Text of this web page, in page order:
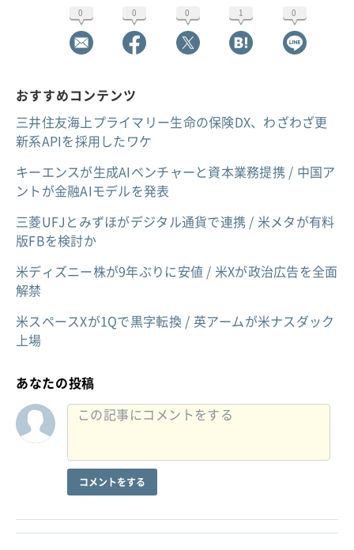
0 0 0 1 0
おすすめコンテンツ
三井住友海上プライマリー生命の保険DX、わざわざ更
新系APIを採用したワケ
キーエンスが生成AIベンチャーと資本業務提携 / 中国ア
ントが金融AIモデルを発表
三菱UFJとみずほがデジタル通貨で連携 / 米メタが有料
版FBを検討か
米ディズニー株が9年ぶりに安値 / 米Xが政治広告を全面
解禁
米スペースXが1Qで黒字転換 / 英アームが米ナスダック
上場
あなたの投稿
コメントをする